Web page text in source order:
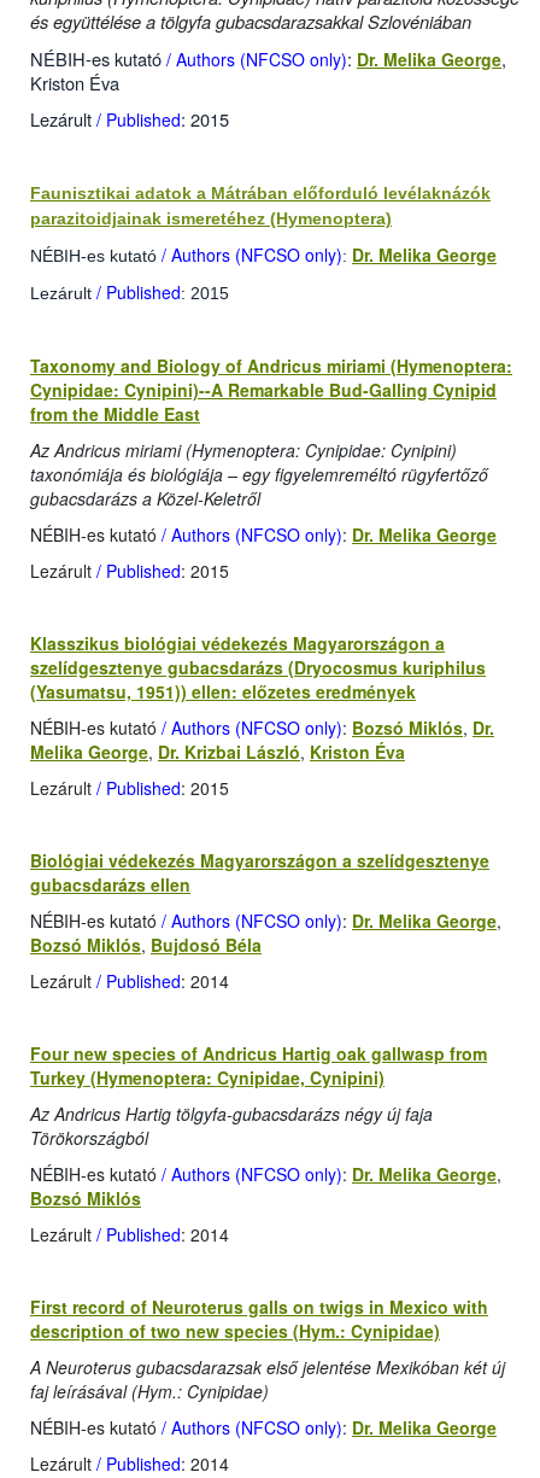
és együttélése a tölgyfa gubacsdarazsakkal Szlovéniában
NÉBIH-es kutató / Authors (NFCSO only): Dr. Melika George,
Kriston Éva
Lezárult / Published: 2015
Faunisztikai adatok a Mátrában előforduló levélaknázók
parazitoidjainak ismeretéhez (Hymenoptera)
NÉBIH-es kutató / Authors (NFCSO only): Dr. Melika George
Lezárult / Published: 2015
Taxonomy and Biology of Andricus miriami (Hymenoptera:
Cynipidae: Cynipini)--A Remarkable Bud-Galling Cynipid
from the Middle East
Az Andricus miriami (Hymenoptera: Cynipidae: Cynipini)
taxonómiája és biológiája – egy figyelemreméltó rügyfertőző
gubacsdarázs a Közel-Keletről
NÉBIH-es kutató / Authors (NFCSO only): Dr. Melika George
Lezárult / Published: 2015
Klasszikus biológiai védekezés Magyarországon a
szelídgesztenye gubacsdarázs (Dryocosmus kuriphilus
(Yasumatsu, 1951)) ellen: előzetes eredmények
NÉBIH-es kutató / Authors (NFCSO only): Bozsó Miklós, Dr.
Melika George, Dr. Krizbai László, Kriston Éva
Lezárult / Published: 2015
Biológiai védekezés Magyarországon a szelídgesztenye
gubacsdarázs ellen
NÉBIH-es kutató / Authors (NFCSO only): Dr. Melika George,
Bozsó Miklós, Bujdosó Béla
Lezárult / Published: 2014
Four new species of Andricus Hartig oak gallwasp from
Turkey (Hymenoptera: Cynipidae, Cynipini)
Az Andricus Hartig tölgyfa-gubacsdarázs négy új faja
Törökországból
NÉBIH-es kutató / Authors (NFCSO only): Dr. Melika George,
Bozsó Miklós
Lezárult / Published: 2014
First record of Neuroterus galls on twigs in Mexico with
description of two new species (Hym.: Cynipidae)
A Neuroterus gubacsdarazsak első jelentése Mexikóban két új
faj leírásával (Hym.: Cynipidae)
NÉBIH-es kutató / Authors (NFCSO only): Dr. Melika George
Lezárult / Published: 2014